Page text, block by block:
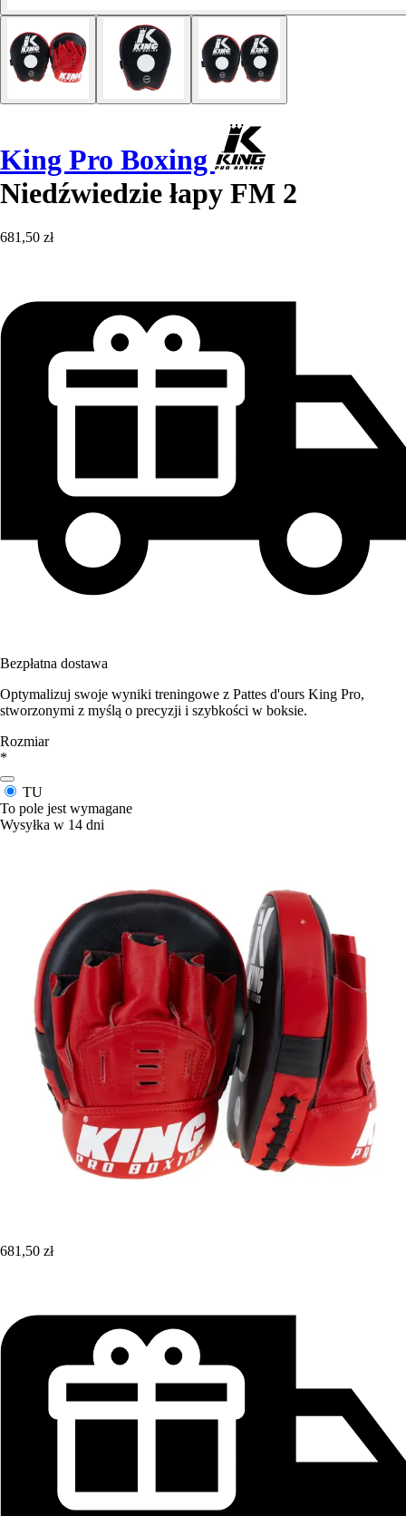
King Pro Boxing
Niedźwiedzie łapy FM 2
681,50 zł
Bezpłatna dostawa
Optymalizuj swoje wyniki treningowe z Pattes d'ours King Pro,
stworzonymi z myślą o precyzji i szybkości w boksie.
Rozmiar
*
TU
To pole jest wymagane
Wysyłka w 14 dni
681,50 zł